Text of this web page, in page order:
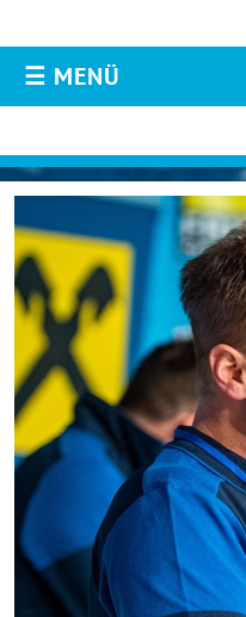
☰ MENÜ
Aktuelles
Live-Resultate
ORM APP
Livestream
Instagram
Facebook
Fotos & Videos
TEILNEHMER
Downloads
Online-Aushang
Regional Rallye Cup